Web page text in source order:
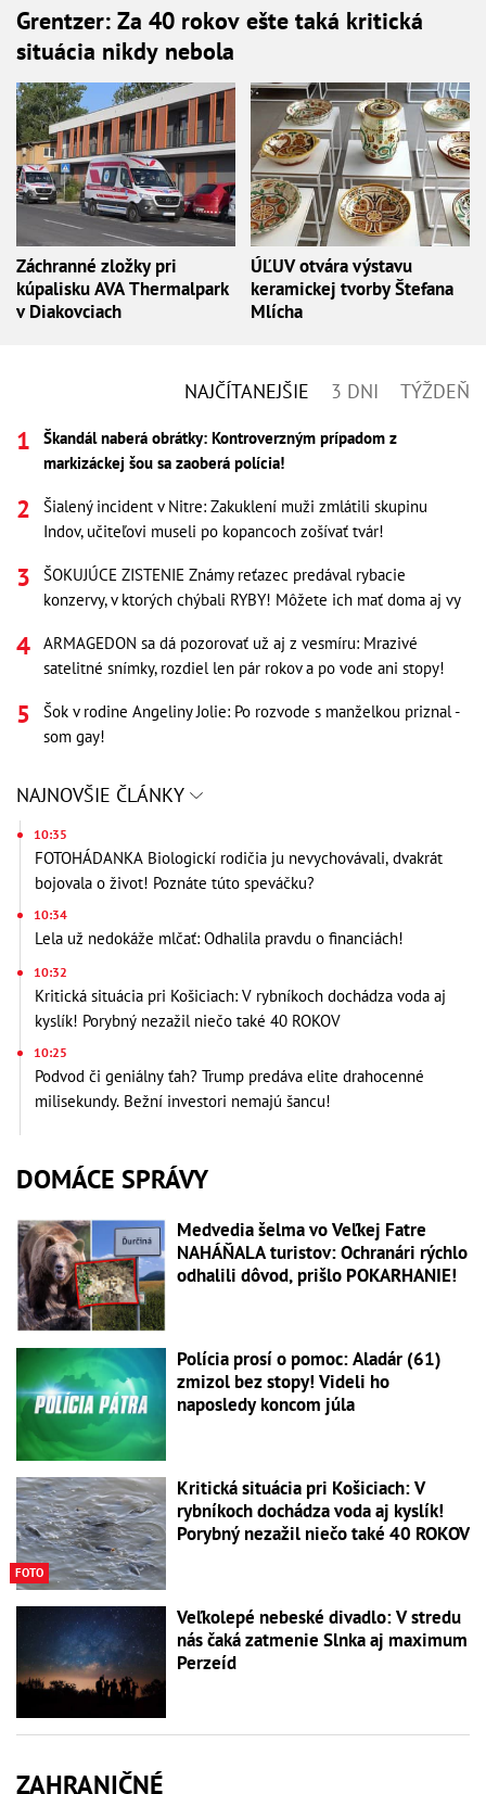
Grentzer: Za 40 rokov ešte taká kritická
situácia nikdy nebola
Záchranné zložky pri
kúpalisku AVA Thermalpark
v Diakovciach
ÚĽUV otvára výstavu
keramickej tvorby Štefana
Mlícha
NAJČÍTANEJŠIE 3 DNI TÝŽDEŇ
Škandál naberá obrátky: Kontroverzným prípadom z
markizáckej šou sa zaoberá polícia!
Šialený incident v Nitre: Zakuklení muži zmlátili skupinu
Indov, učiteľovi museli po kopancoch zošívať tvár!
ŠOKUJÚCE ZISTENIE Známy reťazec predával rybacie
konzervy, v ktorých chýbali RYBY! Môžete ich mať doma aj vy
ARMAGEDON sa dá pozorovať už aj z vesmíru: Mrazivé
satelitné snímky, rozdiel len pár rokov a po vode ani stopy!
Šok v rodine Angeliny Jolie: Po rozvode s manželkou priznal -
som gay!
NAJNOVŠIE ČLÁNKY
10:35
FOTOHÁDANKA Biologickí rodičia ju nevychovávali, dvakrát
bojovala o život! Poznáte túto speváčku?
10:34
Lela už nedokáže mlčať: Odhalila pravdu o financiách!
10:32
Kritická situácia pri Košiciach: V rybníkoch dochádza voda aj
kyslík! Porybný nezažil niečo také 40 ROKOV
10:25
Podvod či geniálny ťah? Trump predáva elite drahocenné
milisekundy. Bežní investori nemajú šancu!
DOMÁCE SPRÁVY
Medvedia šelma vo Veľkej Fatre
NAHÁŇALA turistov: Ochranári rýchlo
odhalili dôvod, prišlo POKARHANIE!
Polícia prosí o pomoc: Aladár (61)
zmizol bez stopy! Videli ho
naposledy koncom júla
FOTO
Kritická situácia pri Košiciach: V
rybníkoch dochádza voda aj kyslík!
Porybný nezažil niečo také 40 ROKOV
Veľkolepé nebeské divadlo: V stredu
nás čaká zatmenie Slnka aj maximum
Perzeíd
ZAHRANIČNÉ